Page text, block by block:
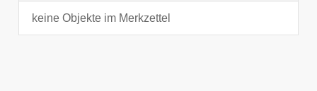
keine Objekte im Merkzettel